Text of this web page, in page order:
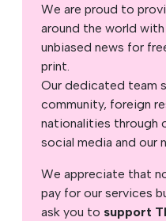
We are proud to
around the world
unbiased news for
print.
Our dedicated team
community, foreign
nationalities through
social media and our
We appreciate that
pay for our services
ask you to support